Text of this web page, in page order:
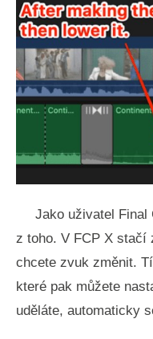
Jako uživatel Final
z toho. V FCP X stačí
chcete zvuk změnit.
které pak můžete
uděláte, automaticky